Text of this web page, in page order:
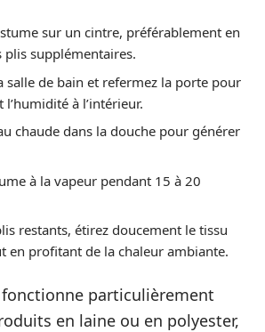
sur un cintre, préférablement en
supplémentaires.
salle de bain et refermez la porte pour
à l’intérieur.
chaude dans la douche pour générer
à la vapeur pendant 15 à 20
restants, étirez doucement le tissu
en profitant de la chaleur ambiante.
particulièrement
en laine ou en polyester,